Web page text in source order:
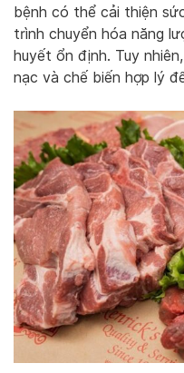
bệnh có thể cải thiện
trình chuyển hóa năng
huyết ổn định. Tuy
nạc và chế biến hợp lý